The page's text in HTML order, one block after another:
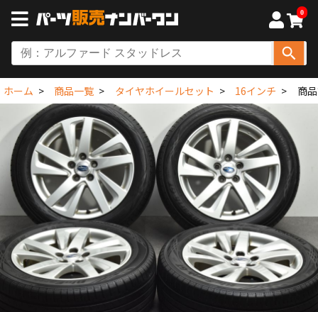
0
ホーム 商品一覧 タイヤホイールセット 16インチ 商